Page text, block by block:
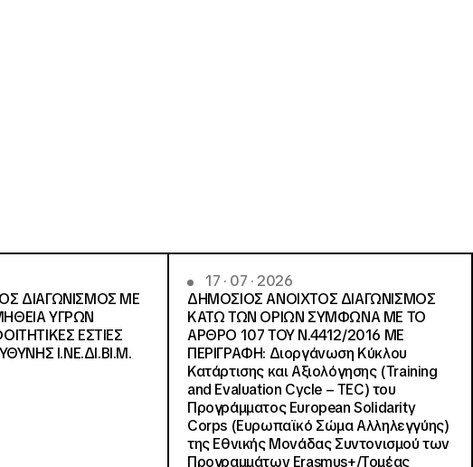
ΔΙΑΓΩΝΙΣΜΟΣ ΜΕ
ΥΓΡΩΝ
ΕΣΤΙΕΣ
Ι.ΝΕ.ΔΙ.ΒΙ.Μ.
17 · 07 · 2026
ΔΗΜΟΣΙΟΣ ΑΝΟΙΧΤΟΣ ΔΙΑΓΩΝΙΣΜΟΣ
ΚΑΤΩ ΤΩΝ ΟΡΙΩΝ ΣΥΜΦΩΝΑ ΜΕ ΤΟ
ΑΡΘΡΟ 107 ΤΟΥ Ν.4412/2016 ΜΕ
ΠΕΡΙΓΡΑΦΗ: Διοργάνωση Κύκλου
Κατάρτισης και Αξιολόγησης (Training
and Evaluation Cycle – TEC) του
Προγράμματος European Solidarity
Corps (Ευρωπαϊκό Σώμα Αλληλεγγύης)
της Εθνικής Μονάδας Συντονισμού των
Προγραμμάτων Erasmus+/Τομέας